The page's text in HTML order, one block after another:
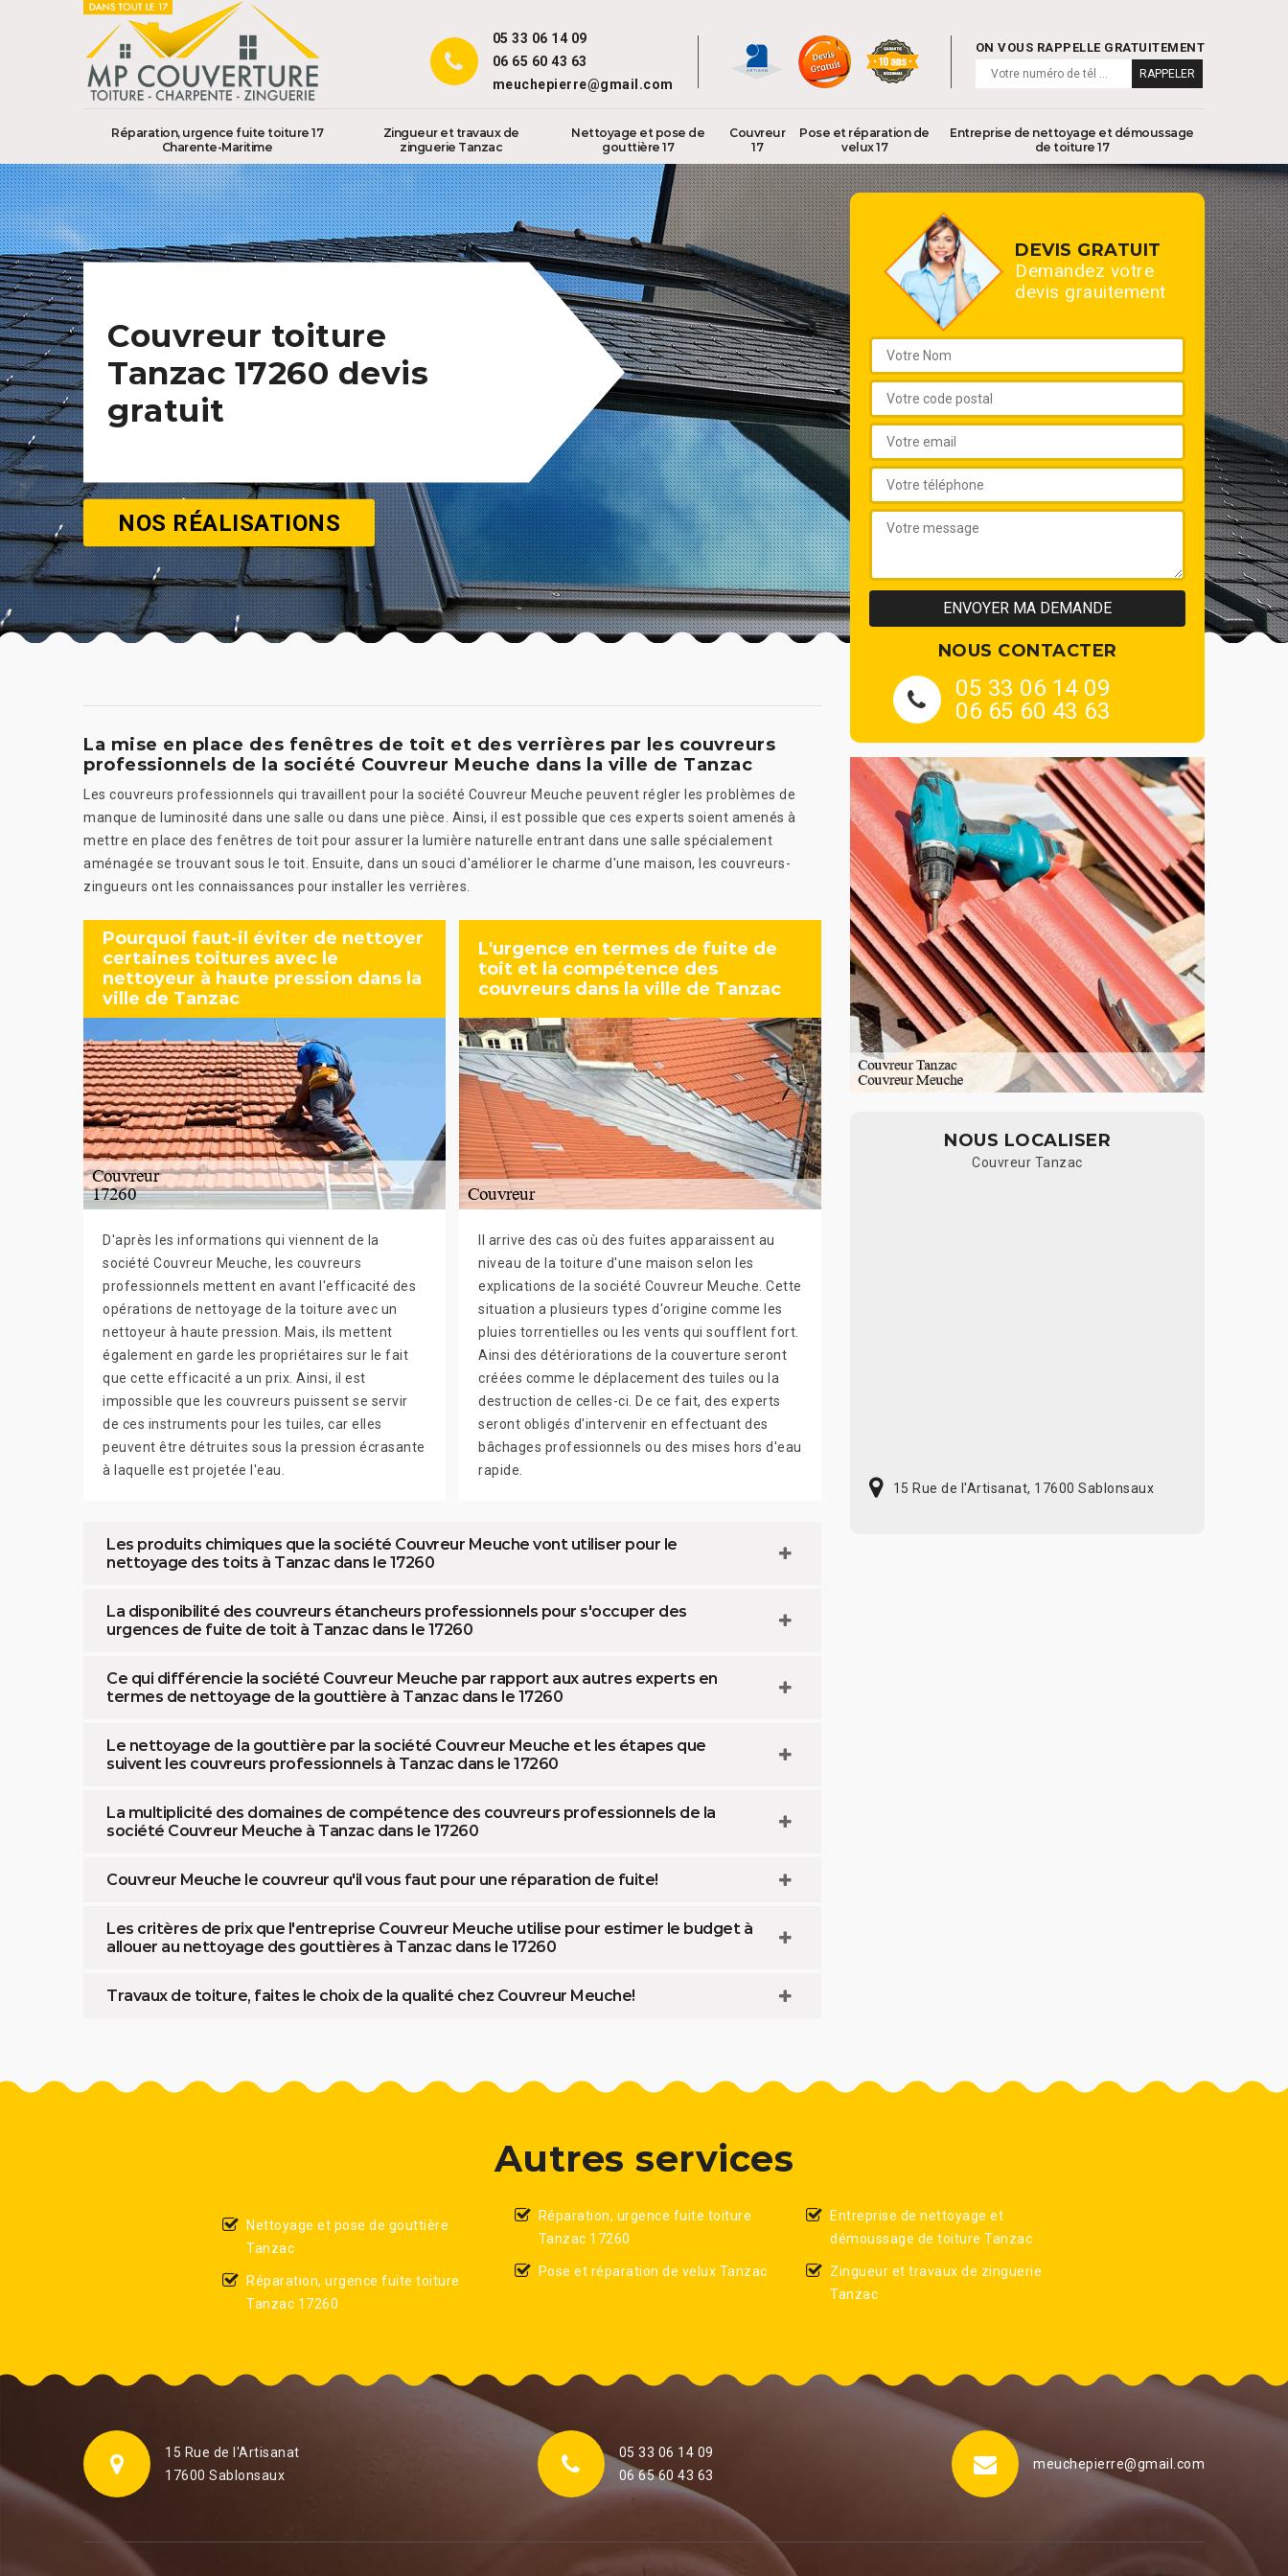
05 33 06 14 09
06 65 60 43 63
meuchepierre@gmail.com
ON VOUS RAPPELLE GRATUITEMENT
Réparation, urgence fuite toiture 17
Charente-Maritime
Zingueur et travaux de
zinguerie Tanzac
Nettoyage et pose de
gouttière 17
Couvreur
17
Pose et réparation de
velux 17
Entreprise de nettoyage et démoussage
de toiture 17
Couvreur toiture
Tanzac 17260 devis
gratuit
NOS RÉALISATIONS
La mise en place des fenêtres de toit et des verrières par les couvreurs
professionnels de la société Couvreur Meuche dans la ville de Tanzac
Les couvreurs professionnels qui travaillent pour la société Couvreur Meuche peuvent régler les problèmes de
manque de luminosité dans une salle ou dans une pièce. Ainsi, il est possible que ces experts soient amenés à
mettre en place des fenêtres de toit pour assurer la lumière naturelle entrant dans une salle spécialement
aménagée se trouvant sous le toit. Ensuite, dans un souci d'améliorer le charme d'une maison, les couvreurs-
zingueurs ont les connaissances pour installer les verrières.
Pourquoi faut-il éviter de nettoyer
certaines toitures avec le
nettoyeur à haute pression dans la
ville de Tanzac
D'après les informations qui viennent de la
société Couvreur Meuche, les couvreurs
professionnels mettent en avant l'efficacité des
opérations de nettoyage de la toiture avec un
nettoyeur à haute pression. Mais, ils mettent
également en garde les propriétaires sur le fait
que cette efficacité a un prix. Ainsi, il est
impossible que les couvreurs puissent se servir
de ces instruments pour les tuiles, car elles
peuvent être détruites sous la pression écrasante
à laquelle est projetée l'eau.
L'urgence en termes de fuite de
toit et la compétence des
couvreurs dans la ville de Tanzac
Il arrive des cas où des fuites apparaissent au
niveau de la toiture d'une maison selon les
explications de la société Couvreur Meuche. Cette
situation a plusieurs types d'origine comme les
pluies torrentielles ou les vents qui soufflent fort.
Ainsi des détériorations de la couverture seront
créées comme le déplacement des tuiles ou la
destruction de celles-ci. De ce fait, des experts
seront obligés d'intervenir en effectuant des
bâchages professionnels ou des mises hors d'eau
rapide.
Les produits chimiques que la société Couvreur Meuche vont utiliser pour le
nettoyage des toits à Tanzac dans le 17260
La disponibilité des couvreurs étancheurs professionnels pour s'occuper des
urgences de fuite de toit à Tanzac dans le 17260
Ce qui différencie la société Couvreur Meuche par rapport aux autres experts en
termes de nettoyage de la gouttière à Tanzac dans le 17260
Le nettoyage de la gouttière par la société Couvreur Meuche et les étapes que
suivent les couvreurs professionnels à Tanzac dans le 17260
La multiplicité des domaines de compétence des couvreurs professionnels de la
société Couvreur Meuche à Tanzac dans le 17260
Couvreur Meuche le couvreur qu'il vous faut pour une réparation de fuite!
Les critères de prix que l'entreprise Couvreur Meuche utilise pour estimer le budget à
allouer au nettoyage des gouttières à Tanzac dans le 17260
Travaux de toiture, faites le choix de la qualité chez Couvreur Meuche!
DEVIS GRATUIT
Demandez votre
devis grauitement
NOUS CONTACTER
05 33 06 14 09
06 65 60 43 63
NOUS LOCALISER
Couvreur Tanzac
15 Rue de l'Artisanat, 17600 Sablonsaux
Autres services
Nettoyage et pose de gouttière
Tanzac
Réparation, urgence fuite toiture
Tanzac 17260
Réparation, urgence fuite toiture
Tanzac 17260
Pose et réparation de velux Tanzac
Entreprise de nettoyage et
démoussage de toiture Tanzac
Zingueur et travaux de zinguerie
Tanzac
15 Rue de l'Artisanat
17600 Sablonsaux
05 33 06 14 09
06 65 60 43 63
meuchepierre@gmail.com